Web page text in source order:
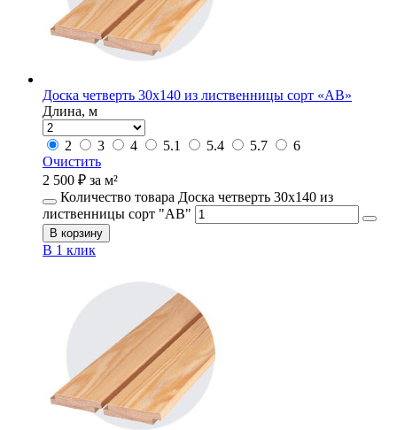
Доска четверть 30х140 из лиственницы сорт «АВ»
Длина, м
2 3 4 5.1 5.4 5.7
6
Очистить
2 500 ₽ за м²
Количество товара Доска четверть 30х140 из
лиственницы сорт "АВ"
В корзину
В 1 клик